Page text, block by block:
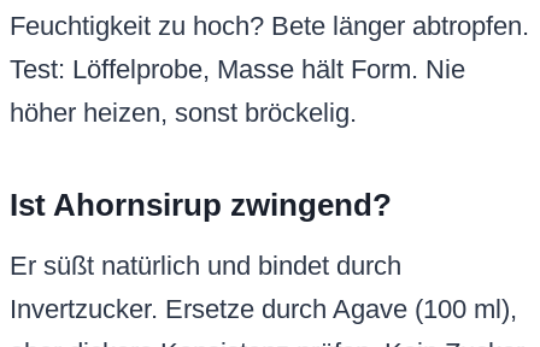
Feuchtigkeit zu hoch? Bete länger abtropfen.
Test: Löffelprobe, Masse hält Form. Nie
höher heizen, sonst bröckelig.
Ist Ahornsirup zwingend?
Er süßt natürlich und bindet durch
Invertzucker. Ersetze durch Agave (100 ml),